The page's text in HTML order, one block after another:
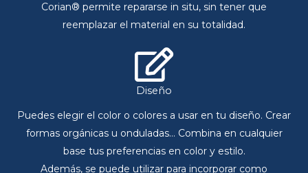
Corian® permite repararse in situ, sin tener que
reemplazar el material en su totalidad.
Diseño
Puedes elegir el color o colores a usar en tu diseño. Crear
formas orgánicas u onduladas… Combina en cualquier
base tus preferencias en color y estilo.
Además, se puede utilizar para incorporar como